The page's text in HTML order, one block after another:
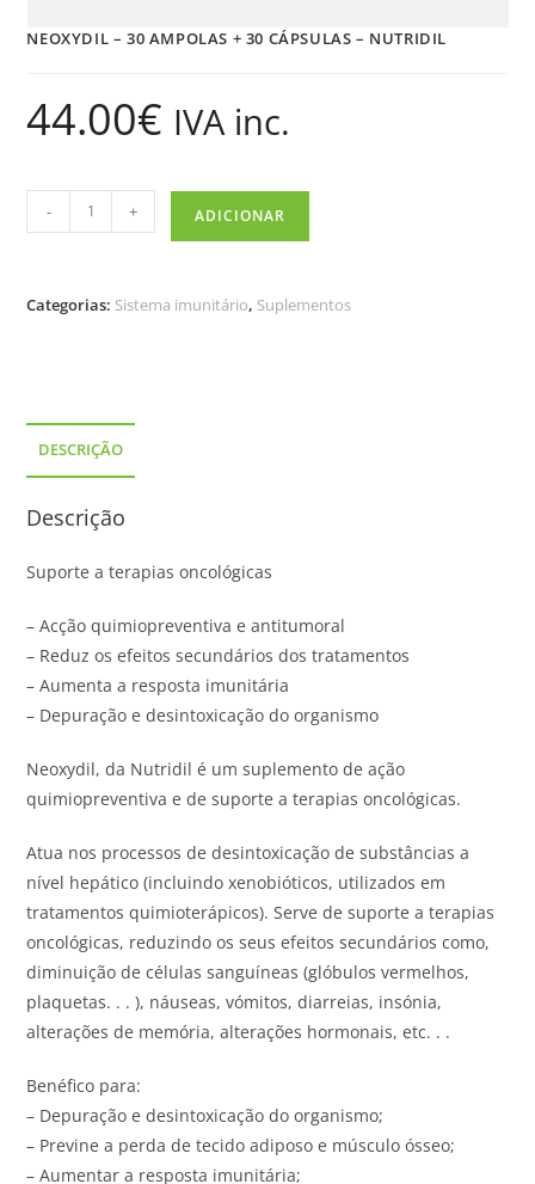
NEOXYDIL – 30 AMPOLAS + 30 CÁPSULAS – NUTRIDIL
44.00€ IVA inc.
- + ADICIONAR
Categorias: Sistema imunitário, Suplementos
DESCRIÇÃO
Descrição
Suporte a terapias oncológicas
– Acção quimiopreventiva e antitumoral
– Reduz os efeitos secundários dos tratamentos
– Aumenta a resposta imunitária
– Depuração e desintoxicação do organismo
Neoxydil, da Nutridil é um suplemento de ação
quimiopreventiva e de suporte a terapias oncológicas.
Atua nos processos de desintoxicação de substâncias a
nível hepático (incluindo xenobióticos, utilizados em
tratamentos quimioterápicos). Serve de suporte a terapias
oncológicas, reduzindo os seus efeitos secundários como,
diminuição de células sanguíneas (glóbulos vermelhos,
plaquetas. . . ), náuseas, vómitos, diarreias, insónia,
alterações de memória, alterações hormonais, etc. . .
Benéfico para:
– Depuração e desintoxicação do organismo;
– Previne a perda de tecido adiposo e músculo ósseo;
– Aumentar a resposta imunitária;